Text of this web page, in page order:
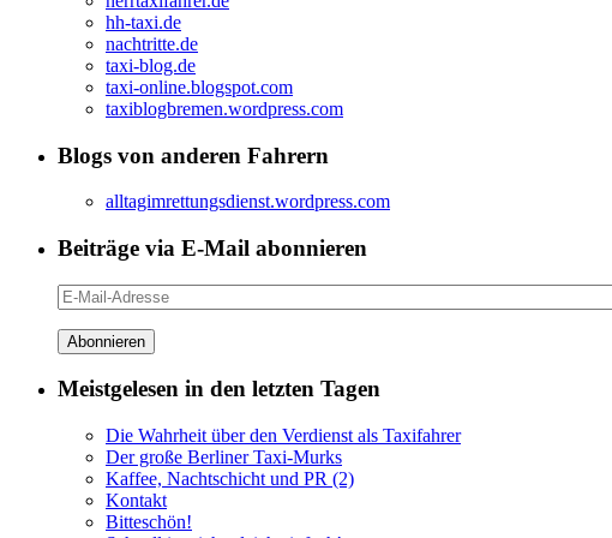
hh-taxi.de
nachtritte.de
taxi-blog.de
taxi-online.blogspot.com
taxiblogbremen.wordpress.com
Blogs von anderen Fahrern
alltagimrettungsdienst.wordpress.com
Beiträge via E-Mail abonnieren
E-
Mail-
Adresse
Meistgelesen in den letzten Tagen
Die Wahrheit über den Verdienst als Taxifahrer
Der große Berliner Taxi-Murks
Kaffee, Nachtschicht und PR (2)
Kontakt
Bitteschön!